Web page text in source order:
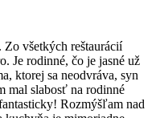
Zo všetkých reštaurácií
Je rodinné, čo je jasné už
ktorej sa neodvráva, syn
mal slabosť na rodinné
Rozmýšľam nad